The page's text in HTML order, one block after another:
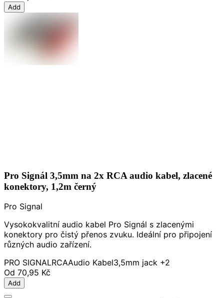
Add
Pro Signál 3,5mm na 2x RCA audio kabel, zlacené
konektory, 1,2m černý
Pro Signal
Vysokokvalitní audio kabel Pro Signál s zlacenými
konektory pro čistý přenos zvuku. Ideální pro připojení
různých audio zařízení.
PRO SIGNALRCAAudio Kabel3,5mm jack +2
Od 70,95 Kč
Add